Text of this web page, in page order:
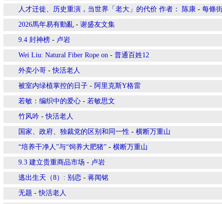
人才迁徙、历史重演，当世界「老大」的代价 作者： 陈康 - 每條
2026馬年易有動亂 - 谢盛友文集
9.4 封神榜 - 卢岩
Wei Liu: Natural Fiber Rope on - 普通百姓12
外卖小哥 -快活老人
被室内绿植掌控的日子 - 阿里克斯Y格雷
若敏：编织中的爱心 - 若敏思文
竹风吟 -快活老人
国家、政府、独裁党的区别和同一性 - 横断万重山
“培养干净人”与“饲养大肥猪” - 横断万重山
9.3 建立贵重商品市场 - 卢岩
逃出生天（8）: 别恋 - 蒋闻铭
无题 -快活老人